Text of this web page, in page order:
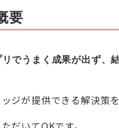
要
でうまく成果が出ず、
が提供できる解決策